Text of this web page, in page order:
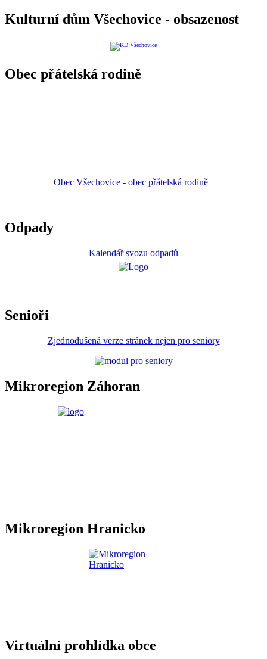
Kulturní dům Všechovice - obsazenost
Obec přátelská rodině
Obec Všechovice - obec přátelská rodině
Odpady
Kalendář svozu odpadů
Senioři
Zjednodušená verze stránek nejen pro seniory
Mikroregion Záhoran
Mikroregion Hranicko
Virtuální prohlídka obce